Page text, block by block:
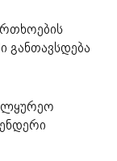
განთავსდება